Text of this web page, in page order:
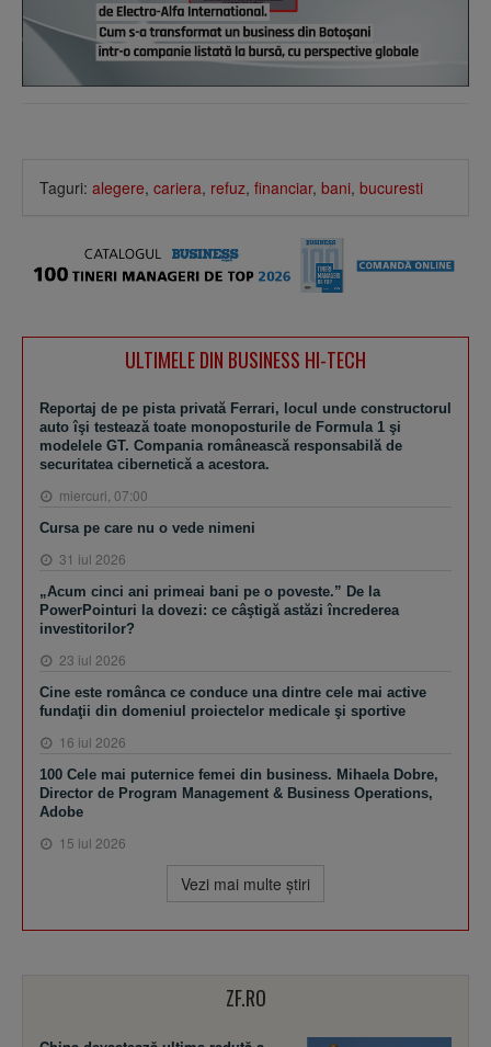
Taguri: alegere, cariera, refuz, financiar, bani, bucuresti
ULTIMELE DIN BUSINESS HI-TECH
Reportaj de pe pista privată Ferrari, locul unde constructorul
auto îşi testează toate monoposturile de Formula 1 şi
modelele GT. Compania românească responsabilă de
securitatea cibernetică a acestora.
miercuri, 07:00
Cursa pe care nu o vede nimeni
31 iul 2026
„Acum cinci ani primeai bani pe o poveste.” De la
PowerPointuri la dovezi: ce câştigă astăzi încrederea
investitorilor?
23 iul 2026
Cine este românca ce conduce una dintre cele mai active
fundaţii din domeniul proiectelor medicale şi sportive
16 iul 2026
100 Cele mai puternice femei din business. Mihaela Dobre,
Director de Program Management & Business Operations,
Adobe
15 iul 2026
Vezi mai multe ştiri
ZF.RO